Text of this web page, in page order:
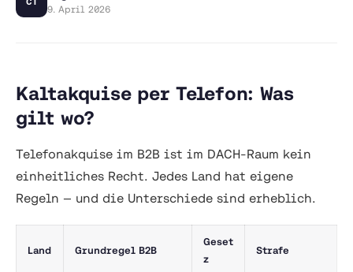
9. April 2026
Kaltakquise per Telefon: Was
gilt wo?
Telefonakquise im B2B ist im DACH-Raum kein
einheitliches Recht. Jedes Land hat eigene
Regeln — und die Unterschiede sind erheblich.
Land Grundregel B2B
Geset
z
Strafe